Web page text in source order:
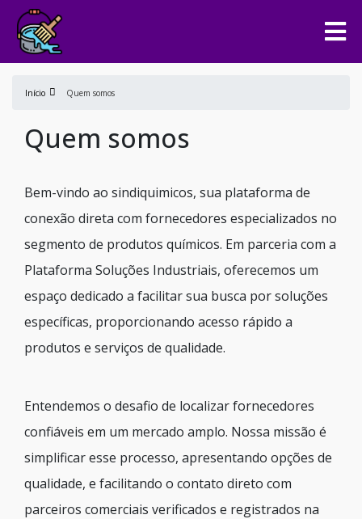
Início Quem somos
Quem somos
Bem-vindo ao sindiquimicos, sua plataforma de
conexão direta com fornecedores especializados no
segmento de produtos químicos. Em parceria com a
Plataforma Soluções Industriais, oferecemos um
espaço dedicado a facilitar sua busca por soluções
específicas, proporcionando acesso rápido a
produtos e serviços de qualidade.
Entendemos o desafio de localizar fornecedores
confiáveis em um mercado amplo. Nossa missão é
simplificar esse processo, apresentando opções de
qualidade, e facilitando o contato direto com
parceiros comerciais verificados e registrados na